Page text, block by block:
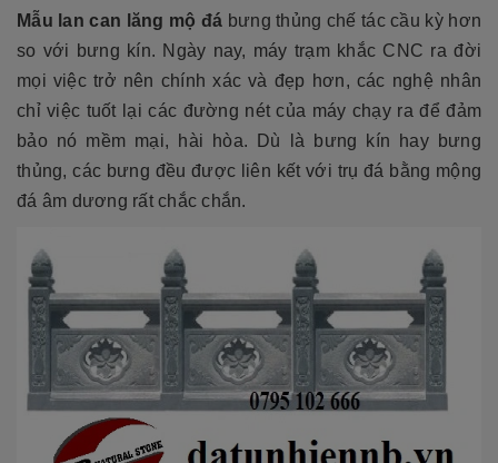
Mẫu lan can lăng mộ đá bưng thủng chế tác cầu kỳ hơn
so với bưng kín. Ngày nay, máy trạm khắc CNC ra đời
mọi việc trở nên chính xác và đẹp hơn, các nghệ nhân
chỉ việc tuốt lại các đường nét của máy chạy ra để đảm
bảo nó mềm mại, hài hòa. Dù là bưng kín hay bưng
thủng, các bưng đều được liên kết với trụ đá bằng mộng
đá âm dương rất chắc chắn.